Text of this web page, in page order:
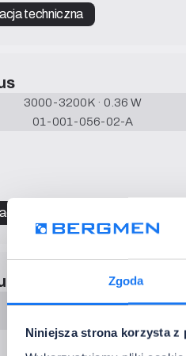
Zgoda
Niniejsza strona korzysta z
techniczna
3000-3200K · 0.36 W
01-001-056-02-A
techniczna
4000-4500 K · 0.36 W